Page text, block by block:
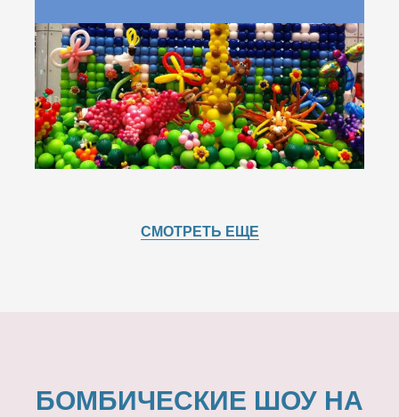
СМОТРЕТЬ ЕЩЕ
БОМБИЧЕСКИЕ ШОУ НА